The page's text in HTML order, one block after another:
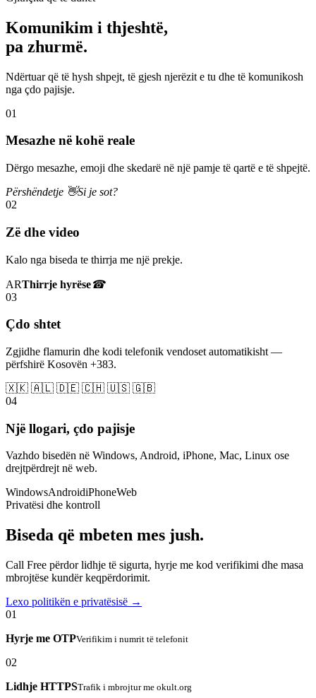
Komunikim i thjeshtë,
pa zhurmë.
Ndërtuar që të hysh shpejt, të gjesh njerëzit e tu dhe të komunikosh
nga çdo pajisje.
01
Mesazhe në kohë reale
Dërgo mesazhe, emoji dhe skedarë në një pamje të qartë e të shpejtë.
Përshëndetje 👋Si je sot?
02
Zë dhe video
Kalo nga biseda te thirrja me një prekje.
ARThirrje hyrëse☎
03
Çdo shtet
Zgjidhe flamurin dhe kodi telefonik vendoset automatikisht —
përfshirë Kosovën +383.
🇽🇰 🇦🇱 🇩🇪 🇨🇭 🇺🇸 🇬🇧
04
Një llogari, çdo pajisje
Vazhdo bisedën në Windows, Android, iPhone, Mac, Linux ose
drejtpërdrejt në web.
WindowsAndroidiPhoneWeb
Privatësi dhe kontroll
Biseda që mbeten mes jush.
Call Free përdor lidhje të sigurta, hyrje me kod verifikimi dhe masa
mbrojtëse kundër keqpërdorimit.
Lexo politikën e privatësisë →
01
Hyrje me OTPVerifikim i numrit të telefonit
02
Lidhje HTTPSTrafik i mbrojtur me okult.org